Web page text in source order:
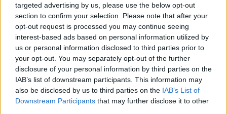
targeted advertising by us, please use the below opt-out
section to confirm your selection. Please note that after your
opt-out request is processed you may continue seeing
interest-based ads based on personal information utilized by
us or personal information disclosed to third parties prior to
your opt-out. You may separately opt-out of the further
disclosure of your personal information by third parties on the
IAB’s list of downstream participants. This information may
also be disclosed by us to third parties on the IAB’s List of
Downstream Participants that may further disclose it to other
Monaco, Sallys Café, Westernbrauerei – der
Europa-Park 2026 macht vieles neu
Juni 2026
DARA gewinnt verdient, Israel beunruhigend –
unser Kommentar zum ESC 2026
KOMMENTAR